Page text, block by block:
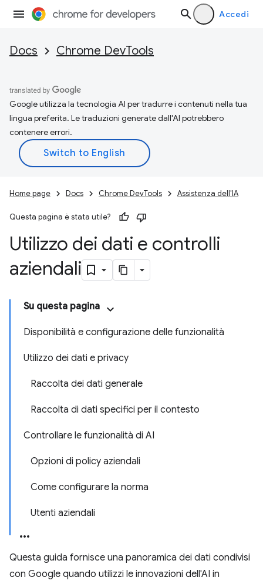
Accedi
Docs Chrome DevTools
Google utilizza la tecnologia AI per tradurre i contenuti nella tua
lingua preferita. Le traduzioni generate dall'AI potrebbero
contenere errori.
Home page Docs Chrome DevTools Assistenza dell'IA
Questa pagina è stata utile?
Utilizzo dei dati e controlli
aziendali
Su questa pagina
Disponibilità e configurazione delle funzionalità
Utilizzo dei dati e privacy
Raccolta dei dati generale
Raccolta di dati specifici per il contesto
Controllare le funzionalità di AI
Opzioni di policy aziendali
Come configurare la norma
Utenti aziendali
Questa guida fornisce una panoramica dei dati condivisi
con Google quando utilizzi le innovazioni dell'AI in